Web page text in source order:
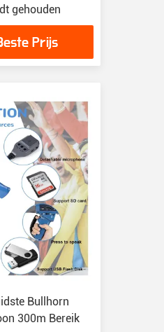
gehouden
Prijs
Bullhorn
300m Bereik